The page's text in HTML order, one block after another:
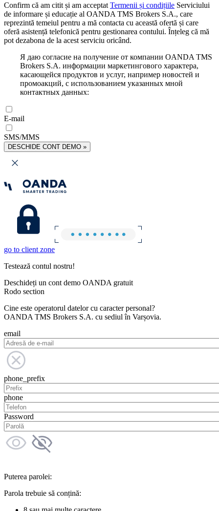
Confirm că am citit și am acceptat Termenii și condițiile Serviciului
de informare și educație al OANDA TMS Brokers S.A., care
reprezintă temeiul pentru a mă contacta cu această ofertă și care
oferă asistență telefonică pentru gestionarea contului. Înțeleg că mă
pot dezabona de la acest serviciu oricând.
Я даю согласие на получение от компании OANDA TMS
Brokers S.A. информации маркетингового характера,
касающейся продуктов и услуг, например новостей и
промоакций, с использованием указанных мной
контактных данных:
E-mail
SMS/MMS
DESCHIDE CONT DEMO »
go to client zone
Testează contul nostru!
Deschideți un cont demo OANDA gratuit
Rodo section
Cine este operatorul datelor cu caracter personal?
OANDA TMS Brokers S.A. cu sediul în Varșovia.
email
phone_prefix
phone
Password
Puterea parolei:
Parola trebuie să conțină: